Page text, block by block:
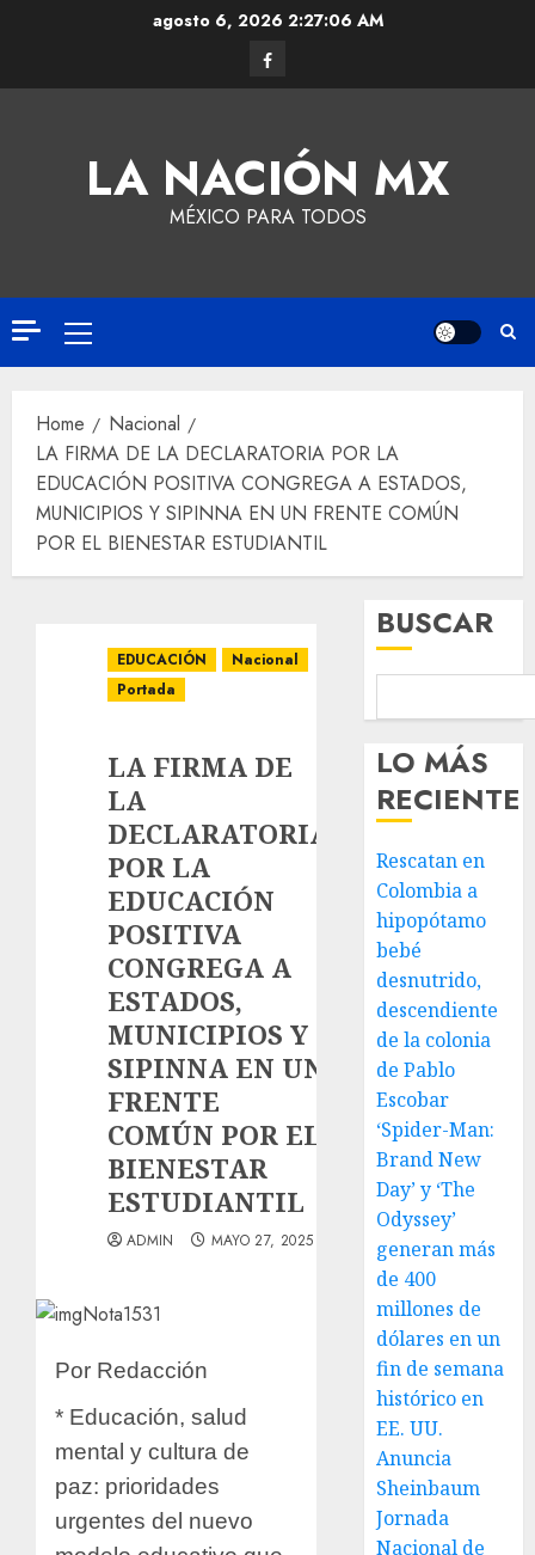
agosto 6, 2026 2:27:06 AM
LA NACIÓN MX
MÉXICO PARA TODOS
Home
Nacional
LA FIRMA DE LA DECLARATORIA POR LA
EDUCACIÓN POSITIVA CONGREGA A ESTADOS,
MUNICIPIOS Y SIPINNA EN UN FRENTE COMÚN
POR EL BIENESTAR ESTUDIANTIL
EDUCACIÓN
Nacional
Portada
LA FIRMA DE
LA
DECLARATORIA
POR LA
EDUCACIÓN
POSITIVA
CONGREGA A
ESTADOS,
MUNICIPIOS Y
SIPINNA EN UN
FRENTE
COMÚN POR EL
BIENESTAR
ESTUDIANTIL
ADMIN MAYO 27, 2025
Por Redacción
* Educación, salud
mental y cultura de
paz: prioridades
urgentes del nuevo
BUSCAR
LO MÁS
RECIENTE
Rescatan en
Colombia a
hipopótamo
bebé
desnutrido,
descendiente
de la colonia
de Pablo
Escobar
‘Spider-Man:
Brand New
Day’ y ‘The
Odyssey’
generan más
de 400
millones de
dólares en un
fin de semana
histórico en
EE. UU.
Anuncia
Sheinbaum
Jornada
Nacional de